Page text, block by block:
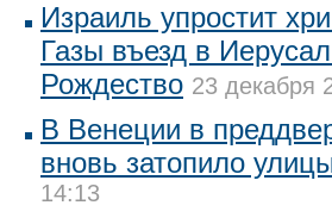
Израиль упростит
Газы въезд в
Рождество 23 декабря
В Венеции в
вновь затопило
14:13